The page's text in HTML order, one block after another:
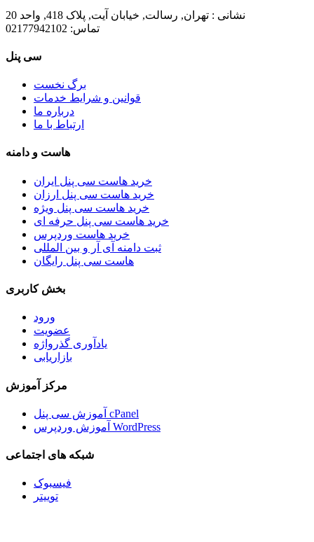
نشانی : تهران, رسالت, خیابان آیت, پلاک 418, واحد 20
تماس:
سی پنل
برگ نخست
قوانین و شرایط خدمات
درباره ما
ارتباط با ما
هاست و دامنه
خرید هاست سی پنل ایران
خرید هاست سی پنل ارزان
خرید هاست سی پنل ویژه
خرید هاست سی پنل حرفه ای
خرید هاست وردپرس
ثبت دامنه آی آر و بین المللی
هاست سی پنل رایگان
بخش کاربری
ورود
عضویت
یادآوری گذرواژه
بازاریابی
مرکز آموزش
آموزش سی پنل cPanel
آموزش وردپرس WordPress
شبکه های اجتماعی
فیسبوک
توییتر